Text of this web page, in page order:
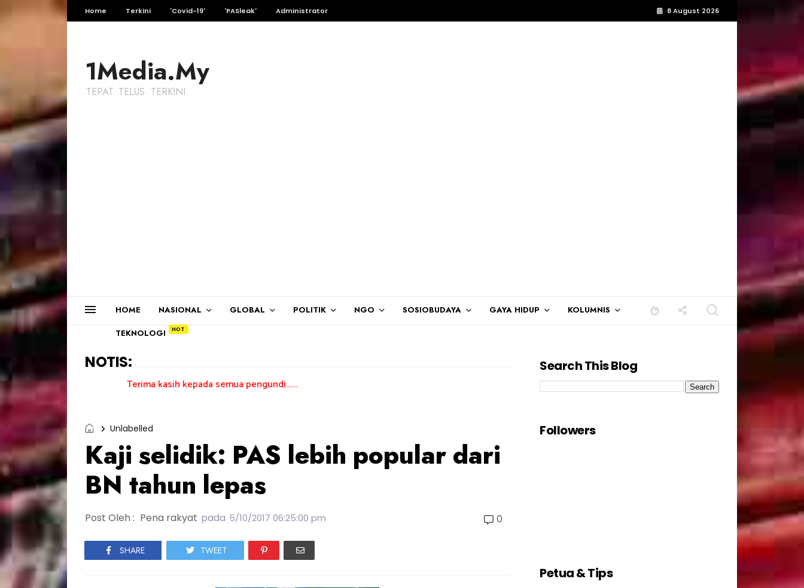
Home Terkini 'Covid-19' 'PASleak' Administrator 8 August 2026
1Media.My
TEPAT. TELUS. TERKINI.
HOME NASIONAL GLOBAL POLITIK NGO SOSIOBUDAYA GAYA HIDUP KOLUMNIS
TEKNOLOGI
NOTIS:
Terima kasih kepada semua pengundi.......
Unlabelled
Kaji selidik: PAS lebih popular dari
BN tahun lepas
Post Oleh : Pena rakyat pada 5/10/2017 06:25:00 pm 0
SHARE TWEET
Search This Blog
Followers
Petua & Tips